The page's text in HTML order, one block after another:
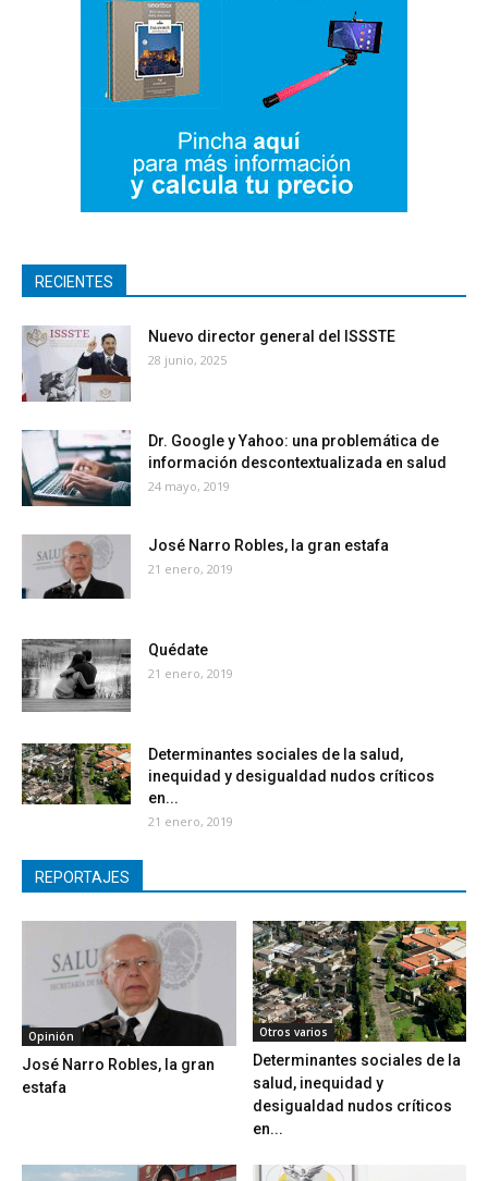
RECIENTES
Nuevo director general del ISSSTE
28 junio, 2025
Dr. Google y Yahoo: una problemática de
información descontextualizada en salud
24 mayo, 2019
José Narro Robles, la gran estafa
21 enero, 2019
Quédate
21 enero, 2019
Determinantes sociales de la salud,
inequidad y desigualdad nudos críticos
en...
21 enero, 2019
REPORTAJES
Opinión
José Narro Robles, la gran
estafa
Otros varios
Determinantes sociales de la
salud, inequidad y
desigualdad nudos críticos
en...